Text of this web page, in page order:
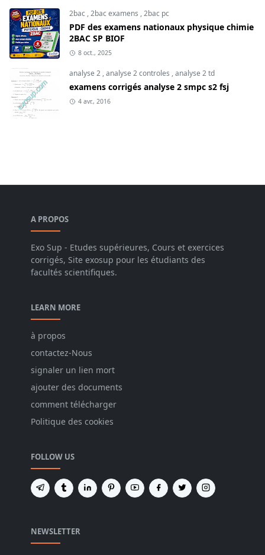
2bac ,2bac examens ,2bac pc
PDF des examens nationaux physique chimie
2BAC SP BIOF
8 oct., 2025
analyse 2 ,analyse 2 controles ,analyse 2 td
examens corrigés analyse 2 smpc s2 fsj
4 avr., 2016
A PROPOS
Exo Sup - Etudes supérieures, Cours et exercices
corrigés, Site exosup pour les étudiants des
facultés scientifiques.
LEARN MORE
à propos
contactez-Nous
signaler un lien mort
ajouter des documents
comment télécharger
Politique des cookies
FOLLOW US
NEWSLETTER